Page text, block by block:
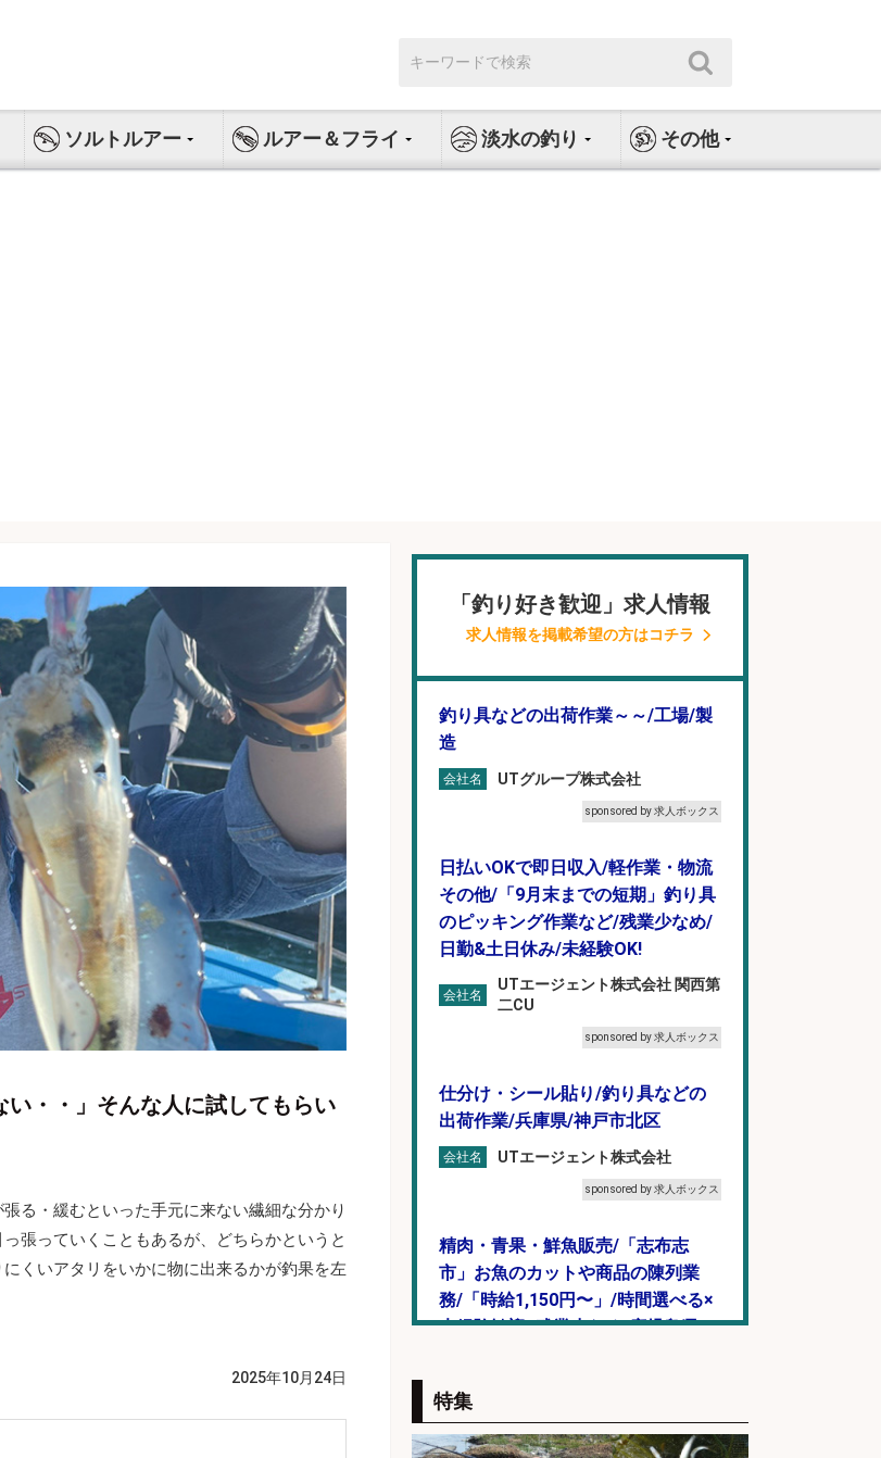
索:
ソルトルアー ルアー＆フライ 淡水の釣り その他
い・・」そんな人に試してもらい
る・緩むといった手元に来ない繊細な分かり
張っていくこともあるが、どちらかというと
くいアタリをいかに物に出来るかが釣果を左
2025年10月24日
「釣り好き歓迎」求人情報
求人情報を掲載希望の方はコチラ
釣り具などの出荷作業～～/工場/製
造
会社名 UTグループ株式会社
sponsored by 求人ボックス
日払いOKで即日収入/軽作業・物流
その他/「9月末までの短期」釣り具
のピッキング作業など/残業少なめ/
日勤&土日休み/未経験OK!
会社名
UTエージェント株式会社 関西第
二CU
sponsored by 求人ボックス
仕分け・シール貼り/釣り具などの
出荷作業/兵庫県/神戸市北区
会社名 UTエージェント株式会社
sponsored by 求人ボックス
精肉・青果・鮮魚販売/「志布志
市」お魚のカットや商品の陳列業
務/「時給1,150円〜」/時間選べる×
未経験歓迎×残業少なめ/鹿児島県/
会社名
sponsored by 求人ボックス
特集